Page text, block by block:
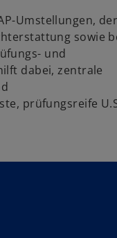
Umstellungen, der
sowie
und
dabei, zentrale
prüfungsreife